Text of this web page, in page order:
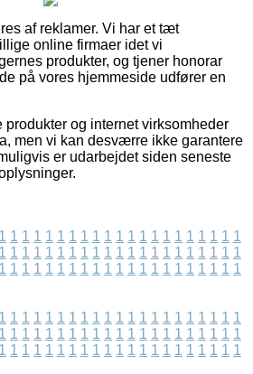
af reklamer. Vi har et tæt
online firmaer idet vi
produkter, og tjener honorar
på vores hjemmeside udfører en
og internet virksomheder
men vi kan desværre ikke garantere
er udarbejdet siden seneste
1 1 1 1 1 1 1 1 1 1 1 1 1 1 1 1 1 1 1 1 1
1 1 1 1 1 1 1 1 1 1 1 1 1 1 1 1 1 1 1 1 1
1 1 1 1 1 1 1 1 1 1 1 1 1 1 1 1 1 1 1 1 1
1 1 1 1 1 1 1 1 1 1 1 1 1 1 1 1 1 1 1 1 1
1 1 1 1 1 1 1 1 1 1 1 1 1 1 1 1 1 1 1 1 1
1 1 1 1 1 1 1 1 1 1 1 1 1 1 1 1 1 1 1 1 1